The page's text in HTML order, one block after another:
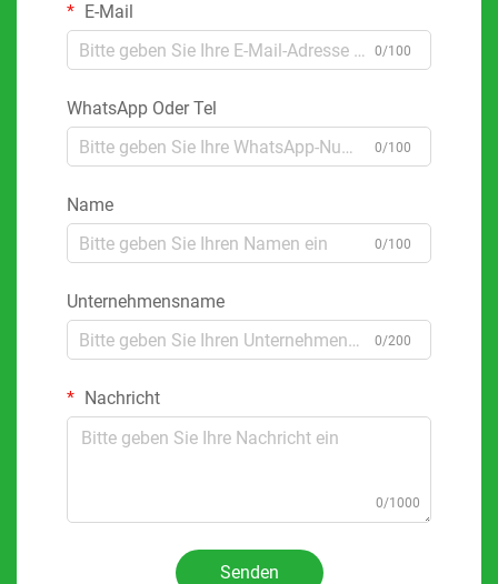
E-Mail
0/100
WhatsApp Oder Tel
0/100
Name
0/100
Unternehmensname
0/200
Nachricht
0/1000
Senden